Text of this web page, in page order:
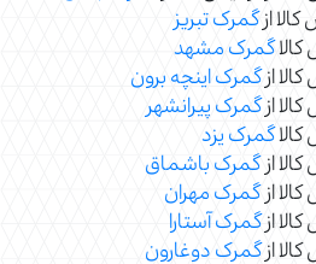
ازگمرک تبریز
گمرک مشهد
ازگمرک اینچه برون
ازگمرک پیرانشهر
گمرک یزد
ازگمرک باشماق
ازگمرک مهران
ازگمرک آستارا
ازگمرک دوغارون